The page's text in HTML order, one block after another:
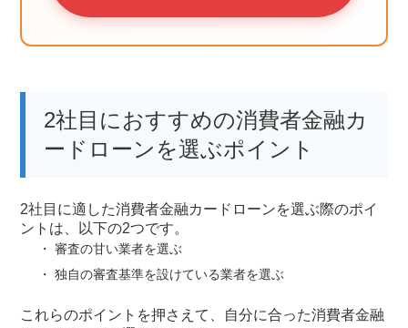
2社目におすすめの消費者金融カ
ードローンを選ぶポイント
2社目に適した消費者金融カードローンを選ぶ際のポイ
ントは、以下の2つです。
審査の甘い業者を選ぶ
独自の審査基準を設けている業者を選ぶ
これらのポイントを押さえて、自分に合った消費者金融